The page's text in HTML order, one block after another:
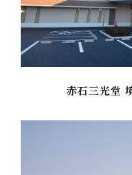
赤石三光堂